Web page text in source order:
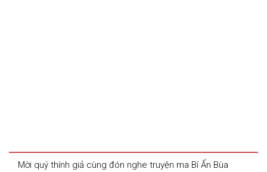
Mời quý thính giả cùng đón nghe truyện ma Bí Ẩn Bùa